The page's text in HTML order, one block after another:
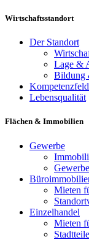
Wirtschaftsstandort
Der Standort
Lage &
Bildung
Lebensqualität
Flächen & Immobilien
Gewerbe
Mieten
Einzelhandel
Mieten
Stadtteile